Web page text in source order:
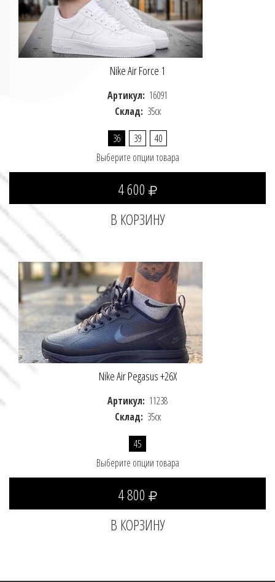
Nike Air Force 1
Артикул: 16091
Склад: 35ск
36 39
40
Выберите опции товара
4 600
Nike Air Pegasus +26X
Артикул: 11238
Склад: 35ск
45
Выберите опции товара
4 800